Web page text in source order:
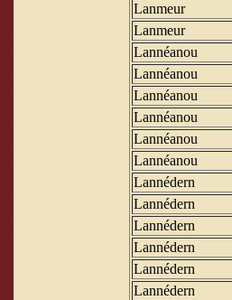
Lanmeur
Lanmeur
Lannéanou
Lannéanou
Lannéanou
Lannéanou
Lannéanou
Lannéanou
Lannédern
Lannédern
Lannédern
Lannédern
Lannédern
Lannédern